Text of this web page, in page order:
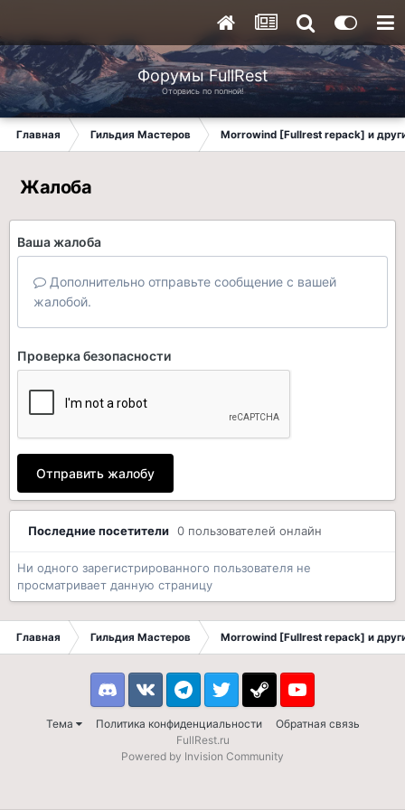
Форумы FullRest
Оторвись по полной!
Главная Гильдия Мастеров Morrowind [Fullrest repack] и
Жалоба
Ваша жалоба
Дополнительно отправьте сообщение с вашей
жалобой.
Проверка безопасности
Отправить жалобу
Последние посетители 0 пользователей онлайн
Ни одного зарегистрированного пользователя не
просматривает данную страницу
Главная Гильдия Мастеров Morrowind [Fullrest repack] и
Тема Политика конфиденциальности Обратная связь
DiscordVK TelegramTwitter Steam Youtube
FullRest.ru
Powered by Invision Community